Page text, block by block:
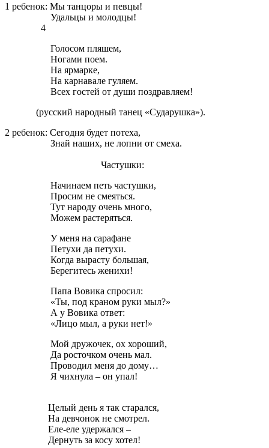
1 ребенок: Мы танцоры и певцы!
Удальцы и молодцы!
4
Голосом пляшем,
Ногами поем.
На ярмарке,
На карнавале гуляем.
Всех гостей от души поздравляем!
(русский народный танец «Сударушка»).
2 ребенок: Сегодня будет потеха,
Знай наших, не лопни от смеха.
Частушки:
Начинаем петь частушки,
Просим не смеяться.
Тут народу очень много,
Можем растеряться.
У меня на сарафане
Петухи да петухи.
Когда вырасту большая,
Берегитесь женихи!
Папа Вовика спросил:
«Ты, под краном руки мыл?»
А у Вовика ответ:
«Лицо мыл, а руки нет!»
Мой дружочек, ох хороший,
Да росточком очень мал.
Проводил меня до дому…
Я чихнула – он упал!
Целый день я так старался,
На девчонок не смотрел.
Еле-еле удержался –
Дернуть за косу хотел!